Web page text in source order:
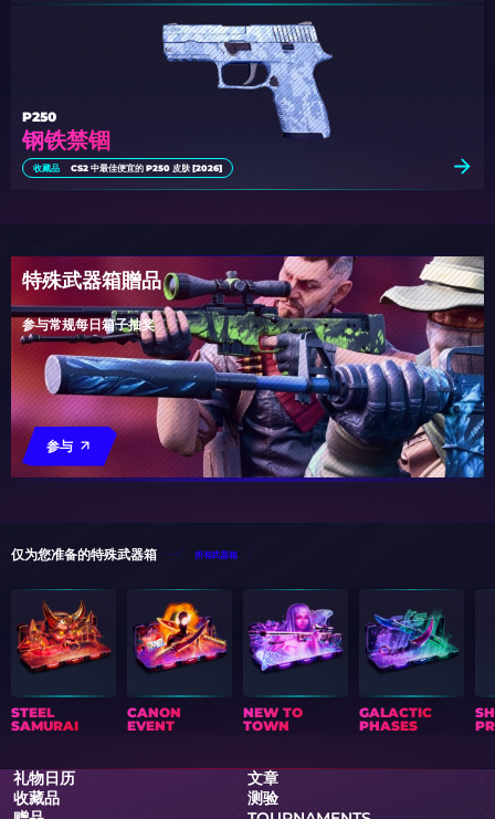
钢铁禁锢
P250
收藏品 CS2 中最佳便宜的 P250 皮肤 [2026]
特殊武器箱贈品
参与常规每日箱子抽奖
参与
仅为您准备的特殊武器箱 所有武器箱
STEEL
SAMURAI
CANON
EVENT
NEW TO
TOWN
GALACTIC
PHASES
礼物日历
文章
收藏品
测验